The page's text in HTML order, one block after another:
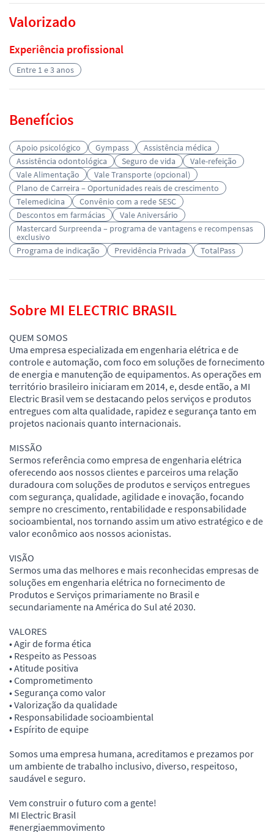
Valorizado
Experiência profissional
Entre 1 e 3 anos
Benefícios
Apoio psicológico Gympass
Assistência médica
Assistência odontológica
Seguro de vida
Vale-refeição
Vale Alimentação
Vale Transporte (opcional)
Plano de Carreira – Oportunidades reais de crescimento
Telemedicina
Convênio com a rede SESC
Descontos em farmácias
Vale Aniversário
Mastercard Surpreenda – programa de vantagens e recompensas
exclusivo
Programa de indicação
Previdência Privada TotalPass
Sobre MI ELECTRIC BRASIL
QUEM SOMOS
Uma empresa especializada em engenharia elétrica e de
controle e automação, com foco em soluções de fornecimento
de energia e manutenção de equipamentos. As operações em
território brasileiro iniciaram em 2014, e, desde então, a MI
Electric Brasil vem se destacando pelos serviços e produtos
entregues com alta qualidade, rapidez e segurança tanto em
projetos nacionais quanto internacionais.
MISSÃO
Sermos referência como empresa de engenharia elétrica
oferecendo aos nossos clientes e parceiros uma relação
duradoura com soluções de produtos e serviços entregues
com segurança, qualidade, agilidade e inovação, focando
sempre no crescimento, rentabilidade e responsabilidade
socioambiental, nos tornando assim um ativo estratégico e de
valor econômico aos nossos acionistas.
VISÃO
Sermos uma das melhores e mais reconhecidas empresas de
soluções em engenharia elétrica no fornecimento de
Produtos e Serviços primariamente no Brasil e
secundariamente na América do Sul até 2030.
VALORES
• Agir de forma ética
• Respeito as Pessoas
• Atitude positiva
• Comprometimento
• Segurança como valor
• Valorização da qualidade
• Responsabilidade socioambiental
• Espírito de equipe
Somos uma empresa humana, acreditamos e prezamos por
um ambiente de trabalho inclusivo, diverso, respeitoso,
saudável e seguro.
Vem construir o futuro com a gente!
MI Electric Brasil
#energiaemmovimento